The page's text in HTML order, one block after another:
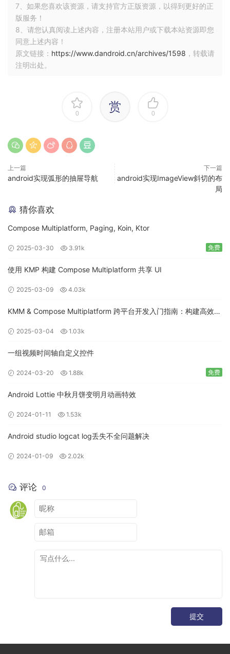
7、如果您喜欢该资源，请支持官方正版资源，以得到更好的正
版服务！
8、请您认真阅读上述内容，注册本站用户或下载本站资源即您
同意上述内容！
原文链接： https://www.dandroid.cn/archives/1598 ，转载请
注明出处。
0 赏 0
上一篇
android实现弧形的抽屉导航
下一篇
android实现ImageView斜切的布
局
猜你喜欢
Compose Multiplatform, Paging, Koin, Ktor
2025-03-30 3.91k 免费
使用 KMP 构建 Compose Multiplatform 共享 UI
2025-03-09 4.03k
KMM & Compose Multiplatform 跨平台开发入门指南：构建高效的
2025-03-04 1.03k
一组视频时间轴自定义控件
2024-03-20 1.88k 免费
Android Lottie 中秋月饼变明月动画特效
2024-01-11 1.53k
Android studio logcat log丢失不全问题解决
2024-01-09 2.02k
评论 0
提交